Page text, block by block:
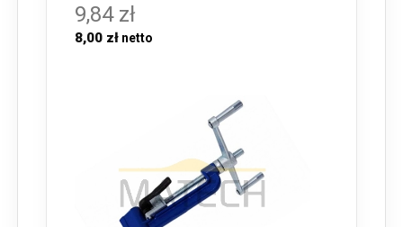
9,84 zł
8,00 zł